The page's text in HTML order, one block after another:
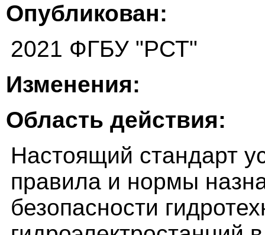
Опубликован:
2021 ФГБУ "РСТ"
Изменения:
Область действия:
Настоящий стандарт
правила и нормы
безопасности